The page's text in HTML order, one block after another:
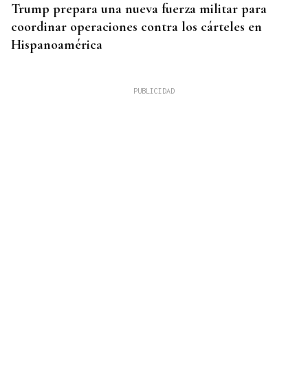
Trump prepara una nueva fuerza militar para
coordinar operaciones contra los cárteles en
Hispanoamérica